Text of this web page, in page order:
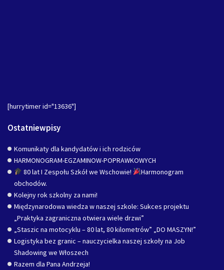
[hurrytimer id="13636"]
Ostatniewpisy
Komunikaty dla kandydatów i ich rodziców
HARMONOGRAM-EGZAMINOW-POPRAWKOWYCH
80 lat I Zespołu Szkół we Wschowie!
Harmonogram
obchodów.
Kolejny rok szkolny za nami!
Międzynarodowa wiedza w naszej szkole: Sukces projektu
„Praktyka zagraniczna otwiera wiele drzwi”
„Staszic na motocyklu – 80 lat, 80 kilometrów” „DO MASZYN!”
Logistyka bez granic – nauczycielka naszej szkoły na Job
Shadowing we Włoszech
Razem dla Pana Andrzeja!